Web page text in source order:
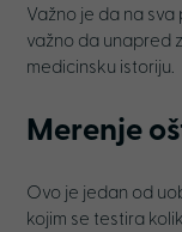
Važno je da na
važno da unapred
medicinsku istoriju.
Merenje
Ovo je jedan od
kojim se testira